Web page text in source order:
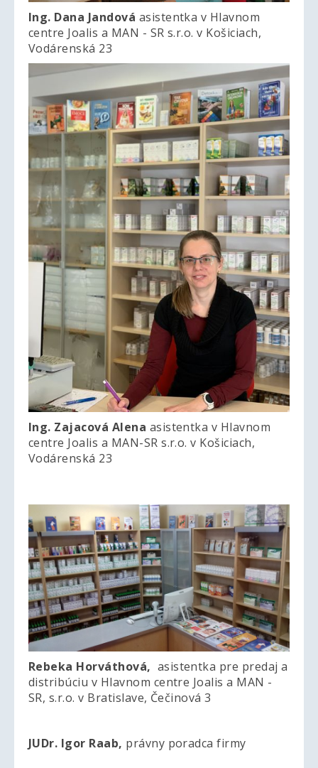
Ing. Dana Jandová asistentka v Hlavnom
centre Joalis a MAN - SR s.r.o. v Košiciach,
Vodárenská 23
Ing. Zajacová Alena asistentka v Hlavnom
centre Joalis a MAN-SR s.r.o. v Košiciach,
Vodárenská 23
Rebeka Horváthová, asistentka pre predaj a
distribúciu v Hlavnom centre Joalis a MAN -
SR, s.r.o. v Bratislave, Čečinová 3
JUDr. Igor Raab, právny poradca firmy